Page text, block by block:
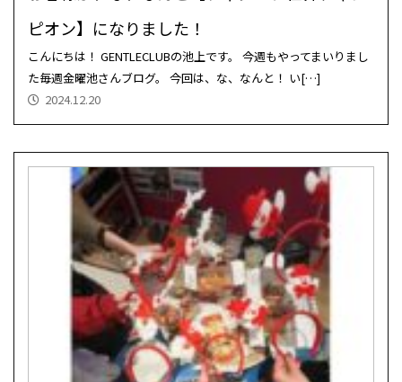
ピオン】になりました！
こんにちは！ GENTLECLUBの池上です。 今週もやってまいりまし
た毎週金曜池さんブログ。 今回は、な、なんと！ い[…]
2024.12.20